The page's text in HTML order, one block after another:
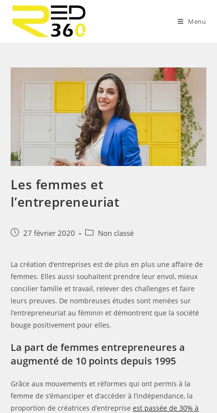
Skip
content
Menu
Les femmes et
l’entrepreneuriat
Post27 février 2020
PostNon classé
La création d’entreprises est de plus en plus une affaire de
femmes. Elles aussi souhaitent prendre leur envol, mieux
concilier famille et travail, relever des challenges et faire
leurs preuves. De nombreuses études sont menées sur
l’entrepreneuriat au féminin et démontrent que la société
bouge positivement pour elles.
La part de femmes entrepreneures a
augmenté de 10 points depuis 1995
Grâce aux mouvements et réformes qui ont permis à la
femme de s’émanciper et d’accéder à l’indépendance, la
proportion de créatrices d’entrepriseest passée de 30% à